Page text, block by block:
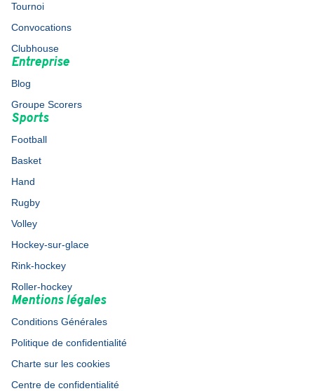
Tournoi
Convocations
Clubhouse
Entreprise
Blog
Groupe Scorers
Sports
Football
Basket
Hand
Rugby
Volley
Hockey-sur-glace
Rink-hockey
Roller-hockey
Mentions légales
Conditions Générales
Politique de confidentialité
Charte sur les cookies
Centre de confidentialité